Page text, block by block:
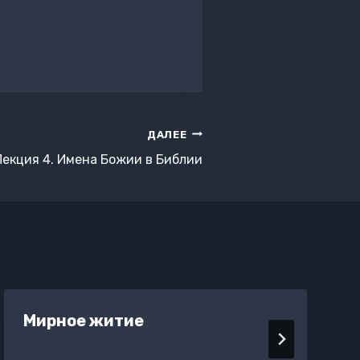
ДАЛЕЕ
4. Имена Божии в Библии
Мирное житие